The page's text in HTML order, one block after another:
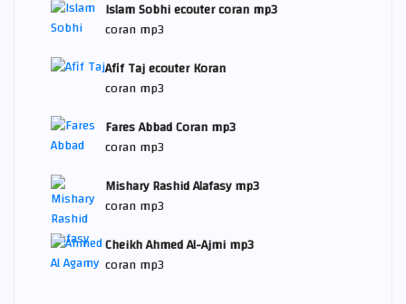
Islam Sobhi ecouter coran mp3
coran mp3
Afif Taj ecouter Koran
coran mp3
Fares Abbad Coran mp3
coran mp3
Mishary Rashid Alafasy mp3
coran mp3
Cheikh Ahmed Al-Ajmi mp3
coran mp3